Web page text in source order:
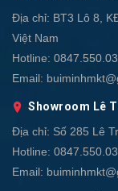
Địa chỉ: BT3 Lô 8,
Việt Nam
Hotline:
Email:
Showroom Lê
Địa chỉ: Số 285 Lê
Hotline:
Email: